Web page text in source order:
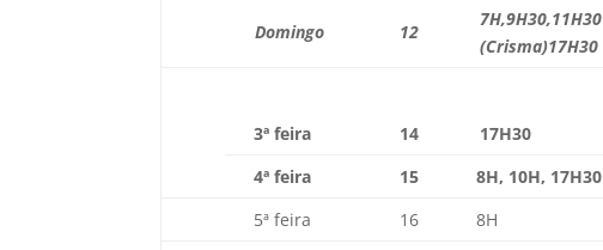
Domingo
12
7H,9H30,11H30
(Crisma)17H30
3ª feira 14
17H30
4ª feira
15
8H, 10H, 17H30
5ª feira
16
8H